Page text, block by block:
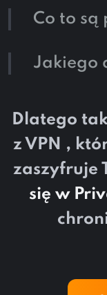
Co to są
Jakiego
Dlatego
z VPN ,
zaszyfruje
się w